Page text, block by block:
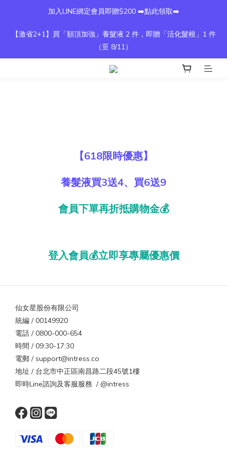
加入LINE綁定會員即贈$200 ➡️點此領取➡️
【激省2+1】買「額頂加強」養髮液 2 件，即贈「活化髮根」1 件
（至 8/11）
【618限時優惠】
養髮液買3送4、買6送9
會員下單再折抵購物金💰
登入會員💰立即享專屬優惠價
仙女星股份有限公司
統編 / 00149920
電話 / 0800-000-654
時間 / 09:30-17:30
電郵 / support@intress.co
地址 / 台北市中正區南昌路二段45號1樓
即時Line諮詢及客服服務 / @intress